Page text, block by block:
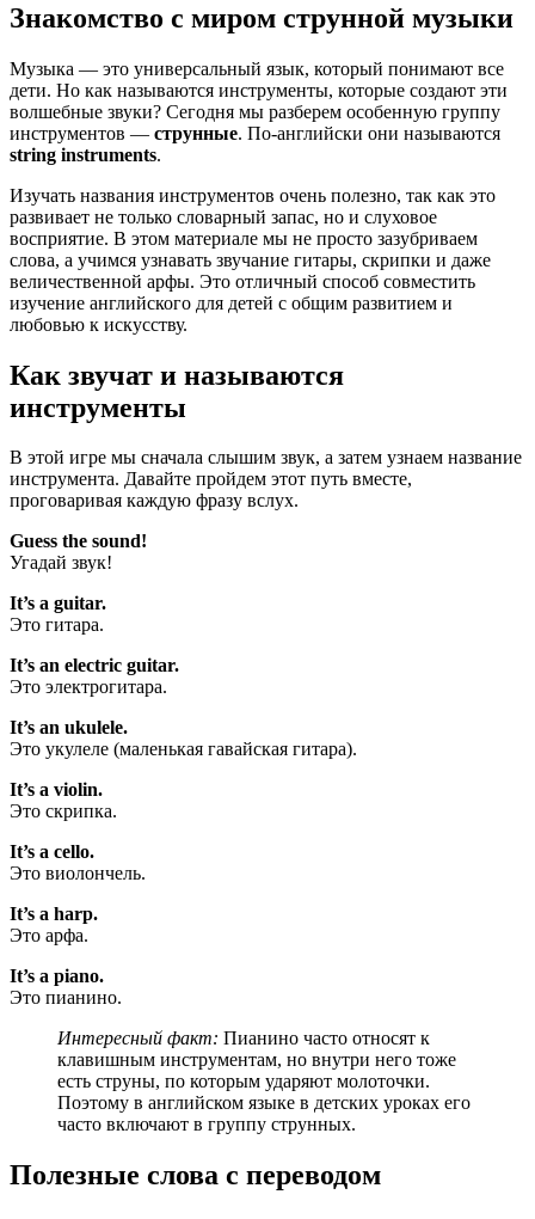
Знакомство с миром струнной музыки
Музыка — это универсальный язык, который понимают все
дети. Но как называются инструменты, которые создают эти
волшебные звуки? Сегодня мы разберем особенную группу
инструментов — струнные. По-английски они называются
string instruments.
Изучать названия инструментов очень полезно, так как это
развивает не только словарный запас, но и слуховое
восприятие. В этом материале мы не просто зазубриваем
слова, а учимся узнавать звучание гитары, скрипки и даже
величественной арфы. Это отличный способ совместить
изучение английского для детей с общим развитием и
любовью к искусству.
Как звучат и называются
инструменты
В этой игре мы сначала слышим звук, а затем узнаем название
инструмента. Давайте пройдем этот путь вместе,
проговаривая каждую фразу вслух.
Guess the sound!
Угадай звук!
It’s a guitar.
Это гитара.
It’s an electric guitar.
Это электрогитара.
It’s an ukulele.
Это укулеле (маленькая гавайская гитара).
It’s a violin.
Это скрипка.
It’s a cello.
Это виолончель.
It’s a harp.
Это арфа.
It’s a piano.
Это пианино.
Интересный факт: Пианино часто относят к
клавишным инструментам, но внутри него тоже
есть струны, по которым ударяют молоточки.
Поэтому в английском языке в детских уроках его
часто включают в группу струнных.
Полезные слова с переводом